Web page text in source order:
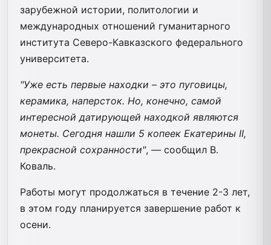
зарубежной истории, политологии и
международных отношений гуманитарного
института Северо-Кавказского федерального
университета.
"Уже есть первые находки – это пуговицы,
керамика, наперсток. Но, конечно, самой
интересной датирующей находкой являются
монеты. Сегодня нашли 5 копеек Екатерины II,
прекрасной сохранности", — сообщил В.
Коваль.
Работы могут продолжаться в течение 2-3 лет,
в этом году планируется завершение работ к
осени.